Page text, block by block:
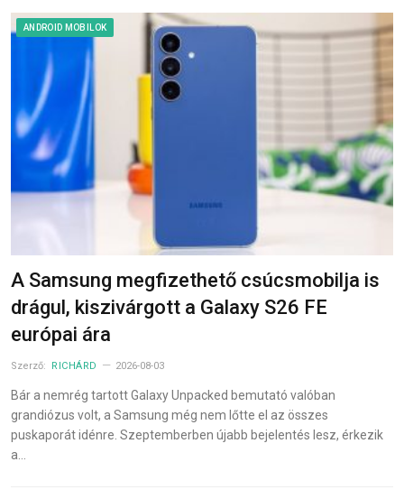
ANDROID MOBILOK
A Samsung megfizethető csúcsmobilja is
drágul, kiszivárgott a Galaxy S26 FE
európai ára
Szerző: RICHÁRD 2026-08-03
Bár a nemrég tartott Galaxy Unpacked bemutató valóban
grandiózus volt, a Samsung még nem lőtte el az összes
puskaporát idénre. Szeptemberben újabb bejelentés lesz, érkezik
a…